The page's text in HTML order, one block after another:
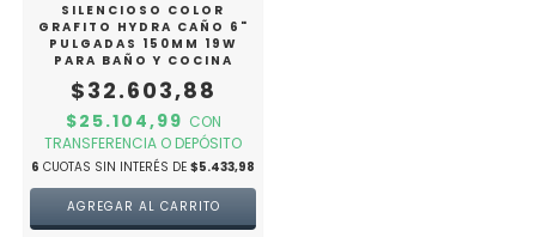
SILENCIOSO COLOR
GRAFITO HYDRA CAÑO 6"
PULGADAS 150MM 19W
PARA BAÑO Y COCINA
$32.603,88
$25.104,99 CON
TRANSFERENCIA O DEPÓSITO
6 CUOTAS SIN INTERÉS DE $5.433,98